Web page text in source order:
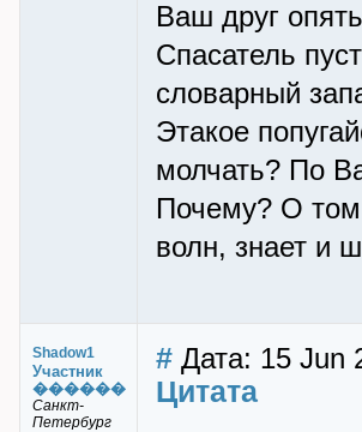
Ваш друг
Спасатель
словарный
Этакое
молчать? По
Почему? О
волн, знает и
Shadow1
Участник
������
Санкт-
Петербург
# Дата: 15 Jun
Цитата